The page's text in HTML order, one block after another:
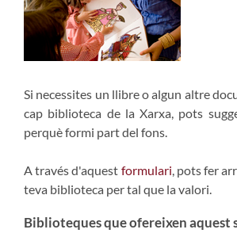
Si necessites un llibre o algun altre
cap biblioteca de la Xarxa, pots
perquè formi part del fons.
A través d'aquest formulari, pots fer
teva biblioteca per tal que la valori.
Biblioteques que ofereixen aquest